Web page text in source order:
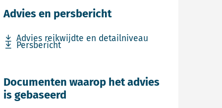
Advies en persbericht
Advies reikwijdte en detailniveau
Download bestand Advies reikwijdte en detailniveau
Persbericht
Download bestand Persbericht
Documenten waarop het advies
is gebaseerd